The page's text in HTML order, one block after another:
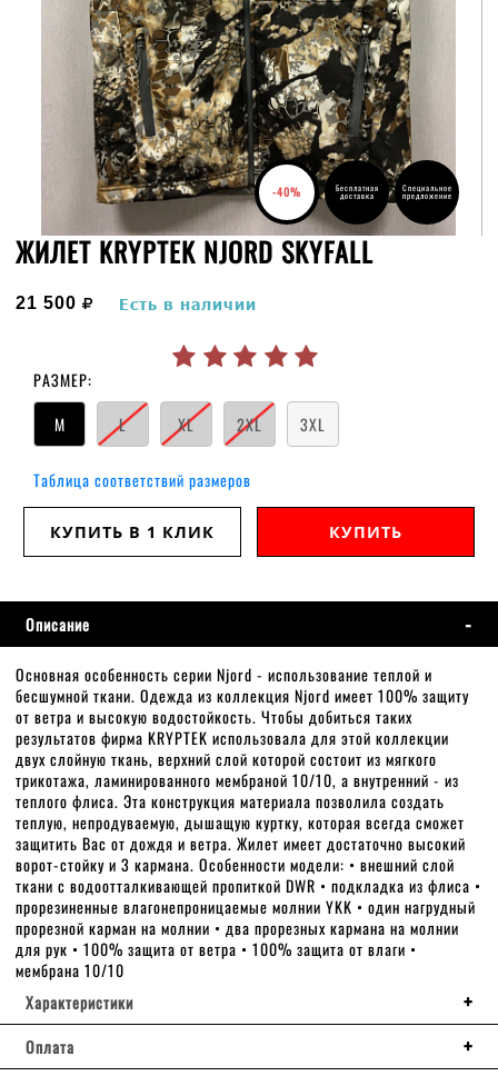
-40% Бесплатная
доставка
Специальное
предложение
ЖИЛЕТ KRYPTEK NJORD SKYFALL
21 500 руб.
Есть в наличии
РАЗМЕР:
M
L XL 2XL 3XL
Таблица соответствий размеров
КУПИТЬ В 1 КЛИК КУПИТЬ
Описание
Основная особенность серии Njord - использование теплой и
бесшумной ткани. Одежда из коллекция Njord имеет 100% защиту
от ветра и высокую водостойкость. Чтобы добиться таких
результатов фирма KRYPTEK использовала для этой коллекции
двух слойную ткань, верхний слой которой состоит из мягкого
трикотажа, ламинированного мембраной 10/10, а внутренний - из
теплого флиса. Эта конструкция материала позволила создать
теплую, непродуваемую, дышащую куртку, которая всегда сможет
защитить Вас от дождя и ветра. Жилет имеет достаточно высокий
ворот-стойку и 3 кармана. Особенности модели: • внешний слой
ткани с водоотталкивающей пропиткой DWR • подкладка из флиса •
прорезиненные влагонепроницаемые молнии YKK • один нагрудный
прорезной карман на молнии • два прорезных кармана на молнии
для рук • 100% защита от ветра • 100% защита от влаги •
мембрана 10/10
Характеристики
Оплата